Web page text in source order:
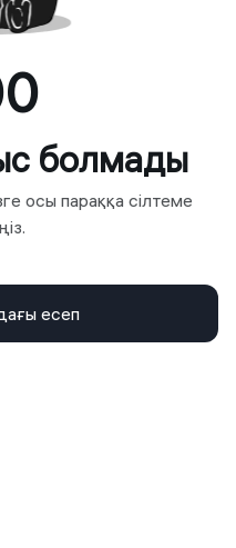
болмады
осы параққа сілтеме
есеп